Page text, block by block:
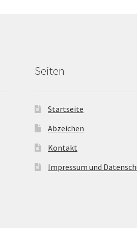
Seiten
Startseite
Abzeichen
Kontakt
Impressum und